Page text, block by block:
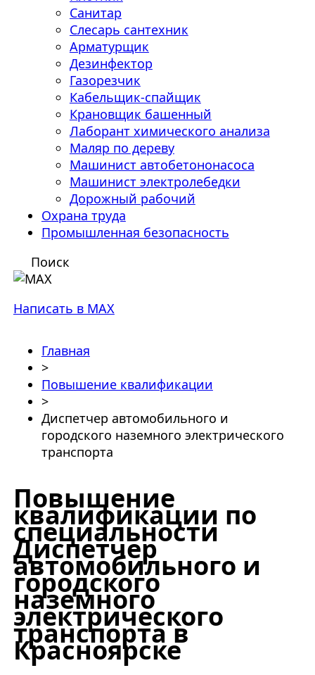
Санитар
Слесарь сантехник
Арматурщик
Дезинфектор
Газорезчик
Кабельщик-спайщик
Крановщик башенный
Лаборант химического анализа
Маляр по дереву
Машинист автобетононасоса
Машинист электролебедки
Дорожный рабочий
Охрана труда
Промышленная безопасность
Поиск
Написать в MAX
Главная
>
Повышение квалификации
>
Диспетчер автомобильного и
городского наземного электрического
транспорта
Повышение
квалификации по
специальности
Диспетчер
автомобильного и
городского
наземного
электрического
транспорта в
Красноярске